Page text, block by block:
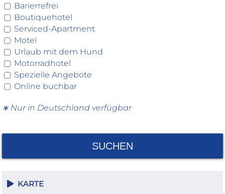
Barierrefrei
Boutiquehotel
Serviced-Apartment
Motel
Urlaub mit dem Hund
Motorradhotel
Spezielle Angebote
Online buchbar
∗ Nur in Deutschland verfügbar
SUCHEN
KARTE